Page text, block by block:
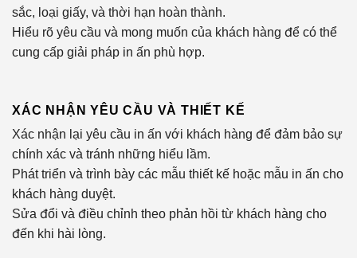
sắc, loại giấy, và thời hạn hoàn thành.
Hiểu rõ yêu cầu và mong muốn của khách hàng để có thể
cung cấp giải pháp in ấn phù hợp.
XÁC NHẬN YÊU CẦU VÀ THIẾT KẾ
Xác nhận lại yêu cầu in ấn với khách hàng để đảm bảo sự
chính xác và tránh những hiểu lầm.
Phát triển và trình bày các mẫu thiết kế hoặc mẫu in ấn cho
khách hàng duyệt.
Sửa đổi và điều chỉnh theo phản hồi từ khách hàng cho
đến khi hài lòng.